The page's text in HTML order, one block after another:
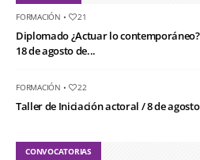
FORMACIÓN • 21
Diplomado ¿Actuar lo
18 de agosto de...
FORMACIÓN • 22
Taller de Iniciación actoral / 8 de agosto
CONVOCATORIAS